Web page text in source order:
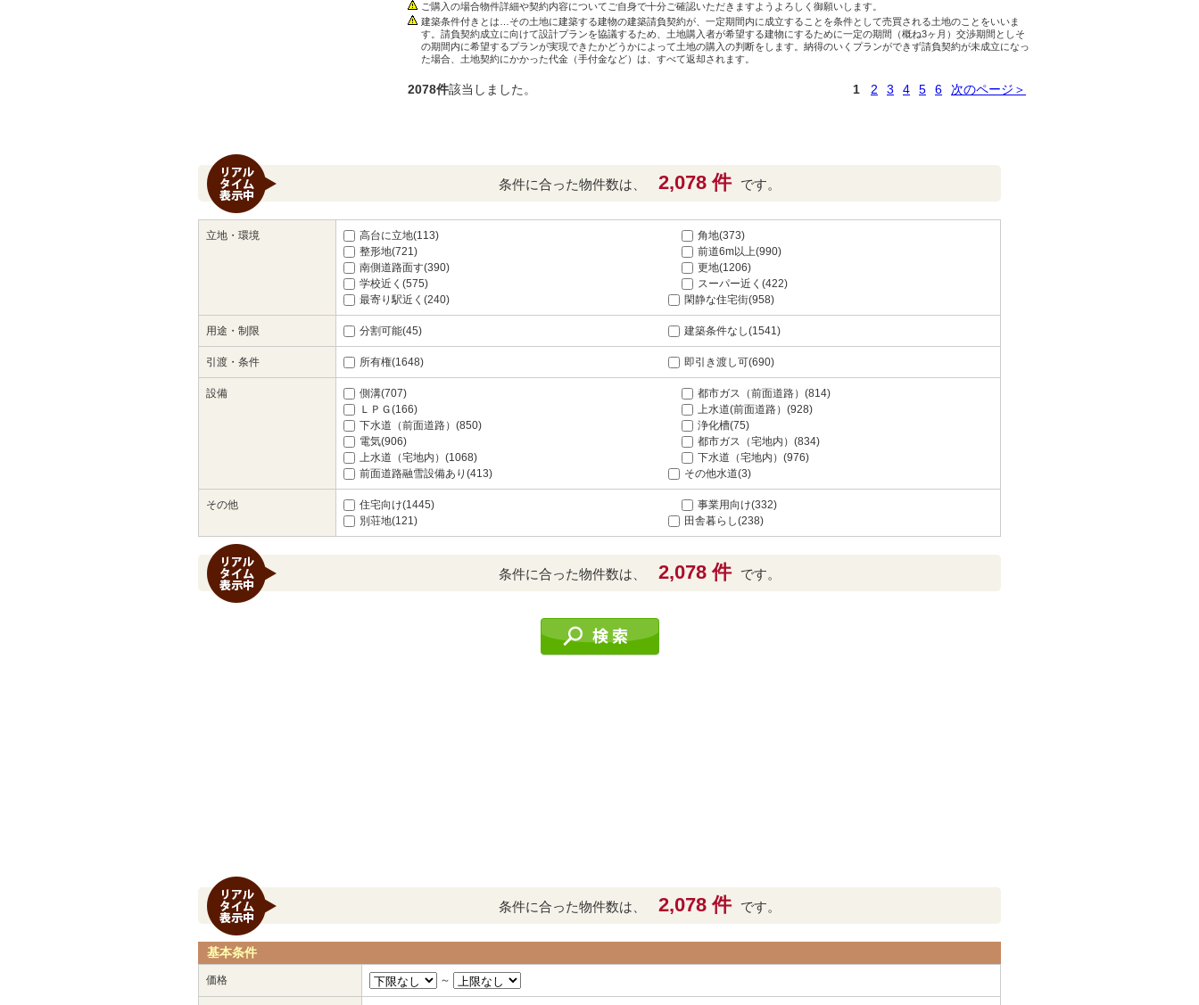
ご購入の場合物件詳細や契約内容についてご自身で十分ご確認いただきますようよろしく御願いします。
建築条件付きとは…その土地に建築する建物の建築請負契約が、一定期間内に成立することを条件として売買される土地のことをいいま
す。請負契約成立に向けて設計プランを協議するため、土地購入者が希望する建物にするために一定の期間（概ね3ヶ月）交渉期間としそ
の期間内に希望するプランが実現できたかどうかによって土地の購入の判断をします。納得のいくプランができず請負契約が未成立になっ
た場合、土地契約にかかった代金（手付金など）は、すべて返却されます。
2078件該当しました。 1 2 3 4 5 6 次のページ＞
条件に合った物件数は、 2,078 件 です。
立地・環境 高台に立地(113)
角地(373)
整形地(721)
前道6m以上(990)
南側道路面す(390)
更地(1206)
学校近く(575)
スーパー近く(422)
最寄り駅近く(240)
閑静な住宅街(958)
用途・制限 分割可能(45) 建築条件なし(1541)
引渡・条件 所有権(1648) 即引き渡し可(690)
設備 側溝(707)
都市ガス（前面道路）(814)
ＬＰＧ(166)
上水道(前面道路）(928)
下水道（前面道路）(850)
浄化槽(75)
電気(906)
都市ガス（宅地内）(834)
上水道（宅地内）(1068)
下水道（宅地内）(976)
前面道路融雪設備あり(413)
その他水道(3)
その他 住宅向け(1445)
事業用向け(332)
別荘地(121)
田舎暮らし(238)
条件に合った物件数は、 2,078 件 です。
条件に合った物件数は、 2,078 件 です。
基本条件
価格 ～